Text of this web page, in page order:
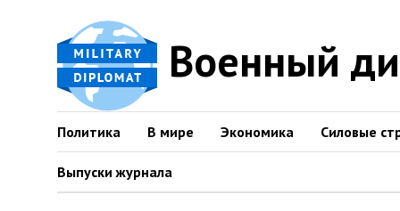
Военный
Политика В мире Экономика Силовые
Выпуски журнала